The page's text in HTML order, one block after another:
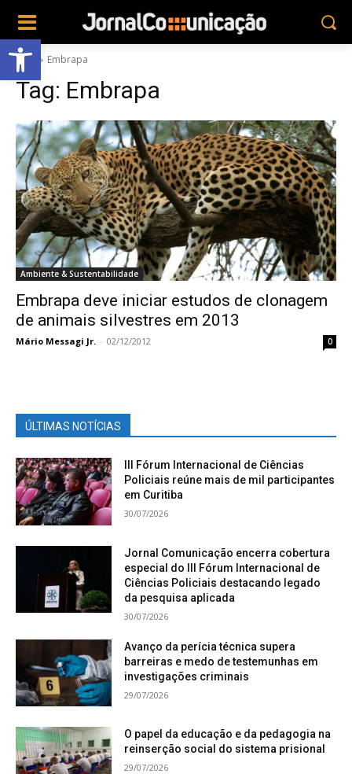
Abrir a barra de ferramentas
Tags Embrapa
Tag: Embrapa
Ambiente & Sustentabilidade
Embrapa deve iniciar estudos de clonagem
de animais silvestres em 2013
Mário Messagi Jr. - 02/12/2012 0
ÚLTIMAS NOTÍCIAS
III Fórum Internacional de Ciências
Policiais reúne mais de mil participantes
em Curitiba
30/07/2026
Jornal Comunicação encerra cobertura
especial do III Fórum Internacional de
Ciências Policiais destacando legado
da pesquisa aplicada
30/07/2026
Avanço da perícia técnica supera
barreiras e medo de testemunhas em
investigações criminais
29/07/2026
O papel da educação e da pedagogia na
reinserção social do sistema prisional
29/07/2026